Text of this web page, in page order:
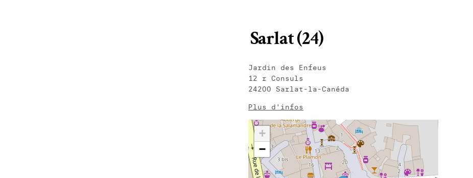
Sarlat (24)
Jardin des Enfeus
12 r Consuls
24200 Sarlat-la-Canéda
Plus d'infos